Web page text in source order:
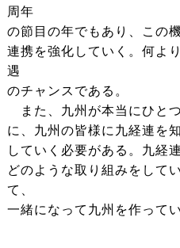
周年
の節目の年でもあり、この
連携を強化していく。何よ
遇
のチャンスである。
また、九州が本当にひと
に、九州の皆様に九経連を
していく必要がある。九経
どのような取り組みをして
て、
一緒になって九州を作って